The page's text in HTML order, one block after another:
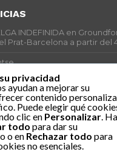
INDEFINIDA en
Prat-Barcelona a partir del
para la Prevención de los
H&M Concentrix
revolució social
de venda.
privacidad
ayudan a mejorar su
contenido
Puede elegir qué
clic en Personalizar .
todo para dar su
o en Rechazar todo para
no esenciales.